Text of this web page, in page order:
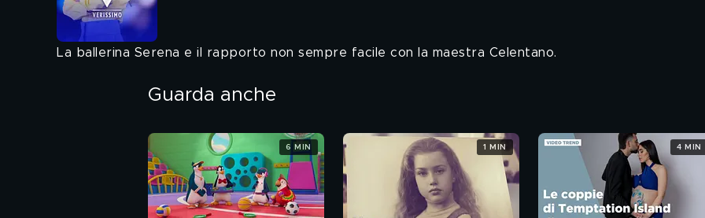
La ballerina Serena e il rapporto non sempre facile con la maestra Celentano.
Guarda anche
6 MIN 1 MIN 4 MIN